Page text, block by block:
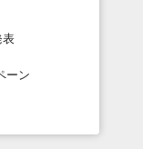
表
ーン